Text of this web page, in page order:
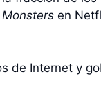
en
de Internet y